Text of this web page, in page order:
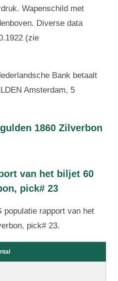
Wapenschild met
Diverse data
(zie
Bank betaalt
Amsterdam, 5
1860 Zilverbon
van het biljet 60
pick# 23
populatie rapport van het
pick# 23.